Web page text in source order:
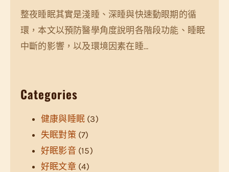
整夜睡眠其實是淺睡、深睡與快速動眼期的循
環，本文以預防醫學角度說明各階段功能、睡眠
中斷的影響，以及環境因素在睡…
Categories
健康與睡眠 (3)
失眠對策(7)
好眠影音 (15)
好眠文章(4)